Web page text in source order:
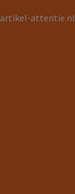
attentie.nl